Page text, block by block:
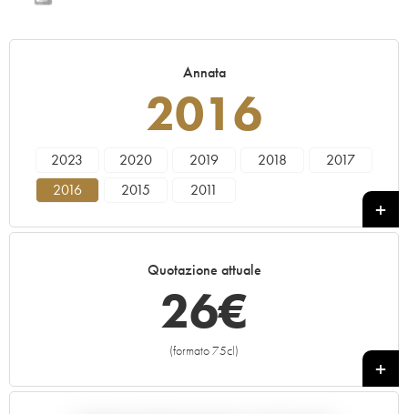
Annata
2016
2023 2020 2019 2018
2017
2016
2015 2011
Quotazione attuale
26€
(formato 75cl)
+